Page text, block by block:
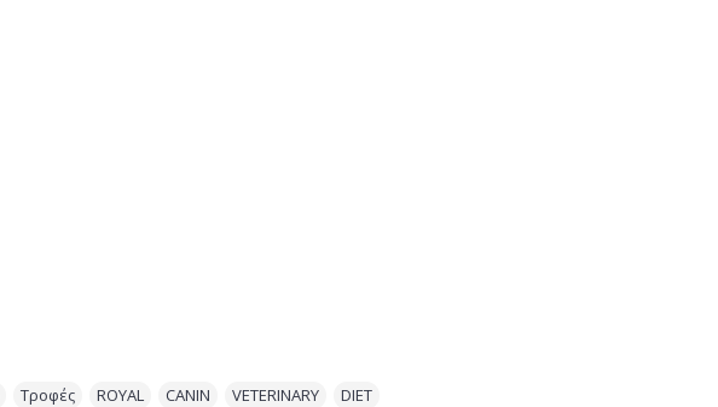
Τροφές ROYAL CANIN VETERINARY DIET